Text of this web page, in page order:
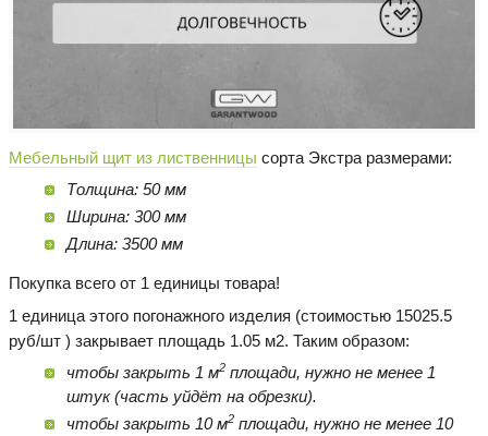
Мебельный щит из лиственницы сорта Экстра размерами:
Толщина: 50 мм
Ширина: 300 мм
Длина: 3500 мм
Покупка всего от 1 единицы товара!
1 единица этого погонажного изделия (стоимостью 15025.5
руб/шт ) закрывает площадь 1.05 м2. Таким образом:
чтобы закрыть 1 м2площади, нужно не менее 1
штук (часть уйдёт на обрезки).
чтобы закрыть 10 м2площади, нужно не менее 10